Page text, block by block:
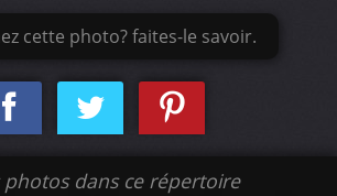
cette photo? faites-le savoir.
photos dans ce répertoire